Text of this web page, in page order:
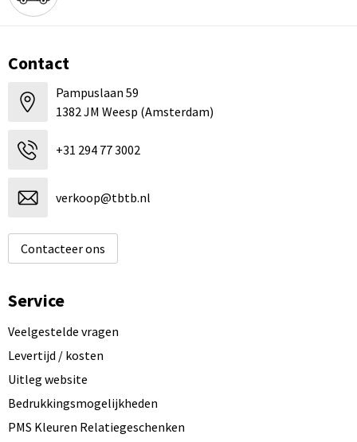
Contact
Pampuslaan 59
1382 JM Weesp (Amsterdam)
+31 294 77 3002
verkoop@tbtb.nl
Contacteer ons
Service
Veelgestelde vragen
Levertijd / kosten
Uitleg website
Bedrukkingsmogelijkheden
PMS Kleuren Relatiegeschenken